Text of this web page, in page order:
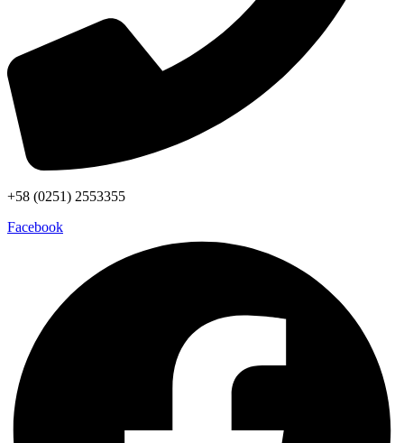
+58 (0251) 2553355
Facebook